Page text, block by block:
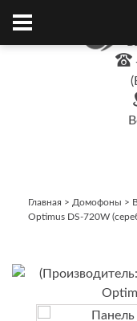
Главная > Домофоны >
Optimus DS-720W